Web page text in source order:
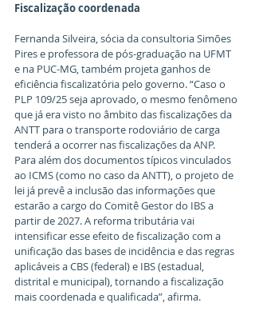
Fiscalização coordenada
Fernanda Silveira, sócia da consultoria Simões
Pires e professora de pós-graduação na UFMT
e na PUC-MG, também projeta ganhos de
eficiência fiscalizatória pelo governo. “Caso o
PLP 109/25 seja aprovado, o mesmo fenômeno
que já era visto no âmbito das fiscalizações da
ANTT para o transporte rodoviário de carga
tenderá a ocorrer nas fiscalizações da ANP.
Para além dos documentos típicos vinculados
ao ICMS (como no caso da ANTT), o projeto de
lei já prevê a inclusão das informações que
estarão a cargo do Comitê Gestor do IBS a
partir de 2027. A reforma tributária vai
intensificar esse efeito de fiscalização com a
unificação das bases de incidência e das regras
aplicáveis a CBS (federal) e IBS (estadual,
distrital e municipal), tornando a fiscalização
mais coordenada e qualificada”, afirma.